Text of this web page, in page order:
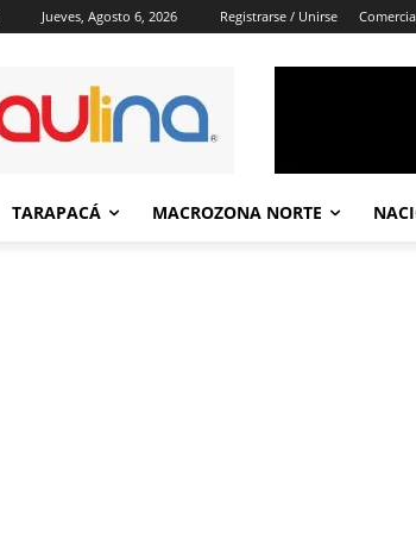
Jueves, Agosto 6, 2026 Registrarse / Unirse
TARAPACÁ MACROZONA NORTE